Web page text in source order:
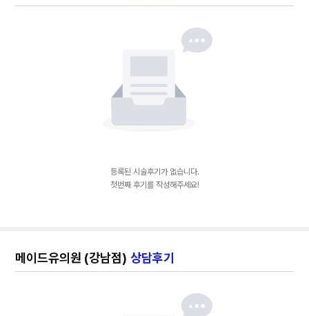
등록된 시술후기가 없습니다.
첫번째 후기를 작성해주세요!
메이드유의원 (강남점) 상담후기